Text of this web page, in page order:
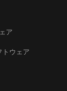
ア
トウェア